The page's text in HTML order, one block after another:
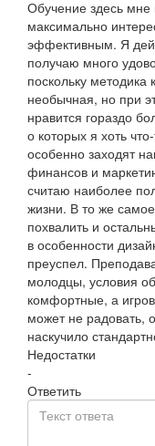
Обучение здесь мне
максимально
эффективным. Я
получаю много
поскольку методика
необычная, но при
нравится гораздо
о которых я хоть
особенно заходят
финансов и
считаю наиболее
жизни. В то же
похвалить и
в особенности
преуспел.
молодцы, условия
комфортные, а
может не радовать,
наскучило
Недостатки
-
Ответить